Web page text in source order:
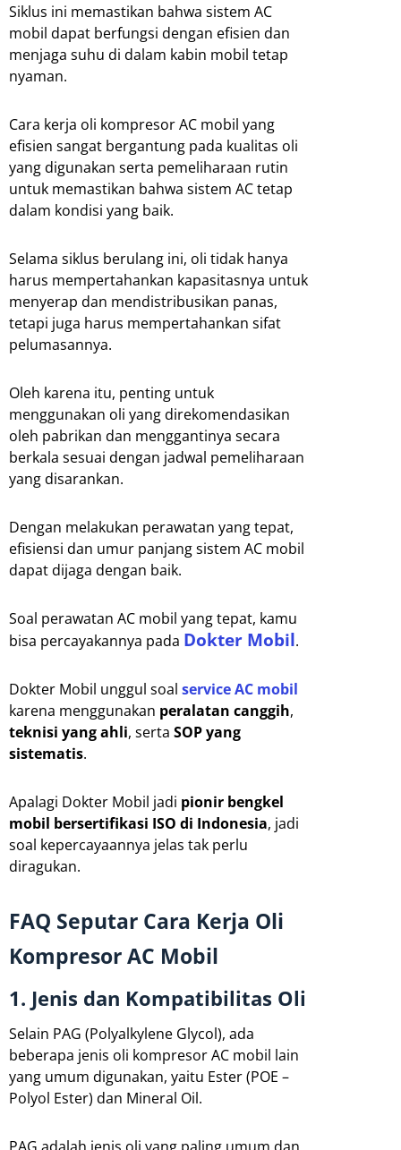
Siklus ini memastikan bahwa sistem AC
mobil dapat berfungsi dengan efisien dan
menjaga suhu di dalam kabin mobil tetap
nyaman.
Cara kerja oli kompresor AC mobil yang
efisien sangat bergantung pada kualitas oli
yang digunakan serta pemeliharaan rutin
untuk memastikan bahwa sistem AC tetap
dalam kondisi yang baik.
Selama siklus berulang ini, oli tidak hanya
harus mempertahankan kapasitasnya untuk
menyerap dan mendistribusikan panas,
tetapi juga harus mempertahankan sifat
pelumasannya.
Oleh karena itu, penting untuk
menggunakan oli yang direkomendasikan
oleh pabrikan dan menggantinya secara
berkala sesuai dengan jadwal pemeliharaan
yang disarankan.
Dengan melakukan perawatan yang tepat,
efisiensi dan umur panjang sistem AC mobil
dapat dijaga dengan baik.
Soal perawatan AC mobil yang tepat, kamu
bisa percayakannya pada Dokter Mobil.
Dokter Mobil unggul soal service AC mobil
karena menggunakan peralatan canggih,
teknisi yang ahli, serta SOP yang
sistematis.
Apalagi Dokter Mobil jadi pionir bengkel
mobil bersertifikasi ISO di Indonesia, jadi
soal kepercayaannya jelas tak perlu
diragukan.
FAQ Seputar Cara Kerja Oli
Kompresor AC Mobil
1. Jenis dan Kompatibilitas Oli
Selain PAG (Polyalkylene Glycol), ada
beberapa jenis oli kompresor AC mobil lain
yang umum digunakan, yaitu Ester (POE –
Polyol Ester) dan Mineral Oil.